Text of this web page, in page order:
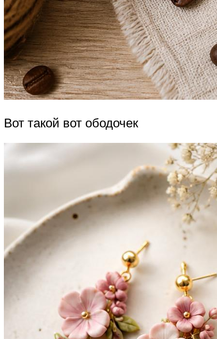
Вот такой вот ободочек